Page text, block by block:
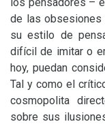
de las obsesiones
su estilo de
difícil de imitar o
hoy, puedan
Tal y como el
cosmopolita
sobre sus